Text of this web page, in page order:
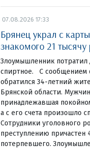
07.08.2026 17:33
Брянец украл с
знакомого 21 тысячу
Злоумышленник потратил
спиртное. С
обратился 34-летний
Брянской области.
принадлежавшая
а с его счета произошло
Сотрудники уголовного
преступлению причастен
потерпевшего.